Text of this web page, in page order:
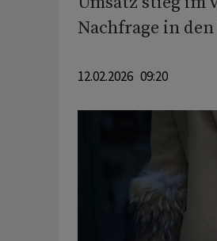
Nachfrage in den
12.02.2026 09:20